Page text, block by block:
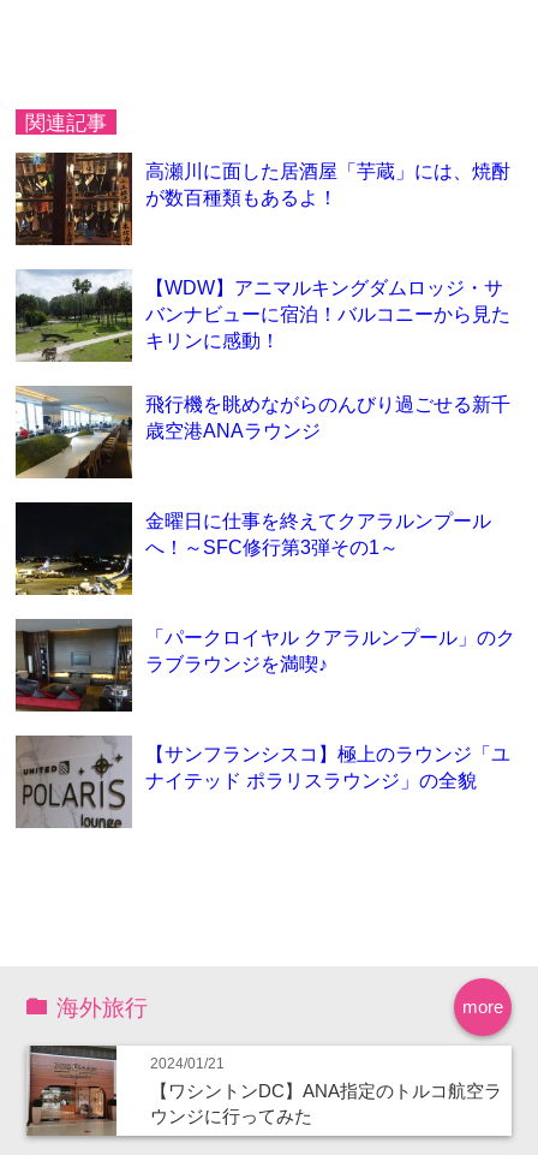
関連記事
高瀬川に面した居酒屋「芋蔵」には、焼酎
が数百種類もあるよ！
【WDW】アニマルキングダムロッジ・サ
バンナビューに宿泊！バルコニーから見た
キリンに感動！
飛行機を眺めながらのんびり過ごせる新千
歳空港ANAラウンジ
金曜日に仕事を終えてクアラルンプール
へ！～SFC修行第3弾その1～
「パークロイヤル クアラルンプール」のク
ラブラウンジを満喫♪
【サンフランシスコ】極上のラウンジ「ユ
ナイテッド ポラリスラウンジ」の全貌
more
海外旅行
2024/01/21
【ワシントンDC】ANA指定のトルコ航空ラ
ウンジに行ってみた